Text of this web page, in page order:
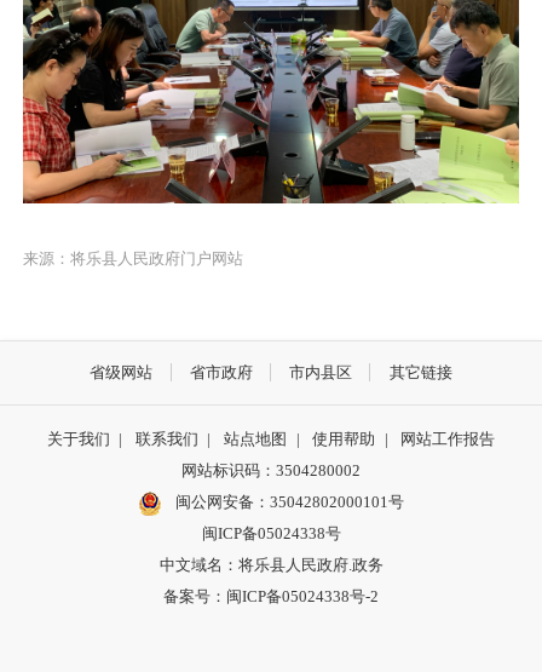
来源：将乐县人民政府门户网站
省级网站 省市政府 市内县区 其它链接
关于我们 | 联系我们 | 站点地图 | 使用帮助 |
网站工作报告
网站标识码：3504280002
闽公网安备：35042802000101号
闽ICP备05024338号
中文域名：将乐县人民政府.政务
备案号：闽ICP备05024338号-2